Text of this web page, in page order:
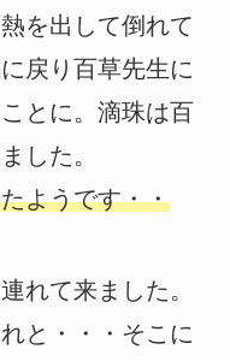
を出して倒れて
戻り百草先生に
とに。滴珠は百
した。
ようです・・
れて来ました。
と・・・そこに